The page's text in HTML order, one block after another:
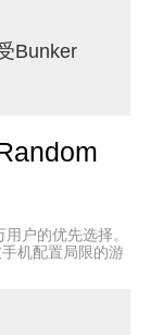
03/terms-of-
Bunker
户的优先选择。
机配置局限的游